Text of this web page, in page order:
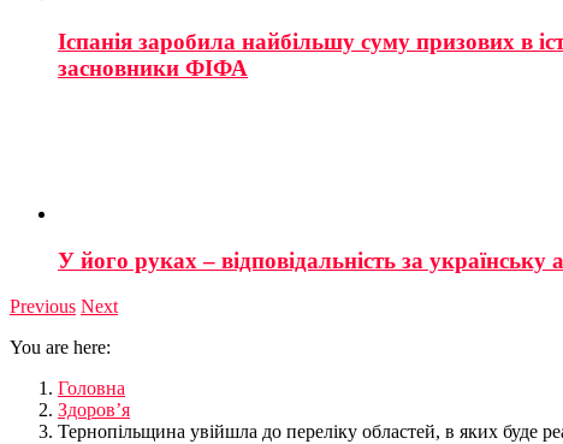
Іспанія заробила найбільшу суму призових в
засновники ФІФА
У його руках – відповідальність за
Previous Next
You are here:
Головна
Здоров’я
Тернопільщина увійшла до переліку областей, в яких буде